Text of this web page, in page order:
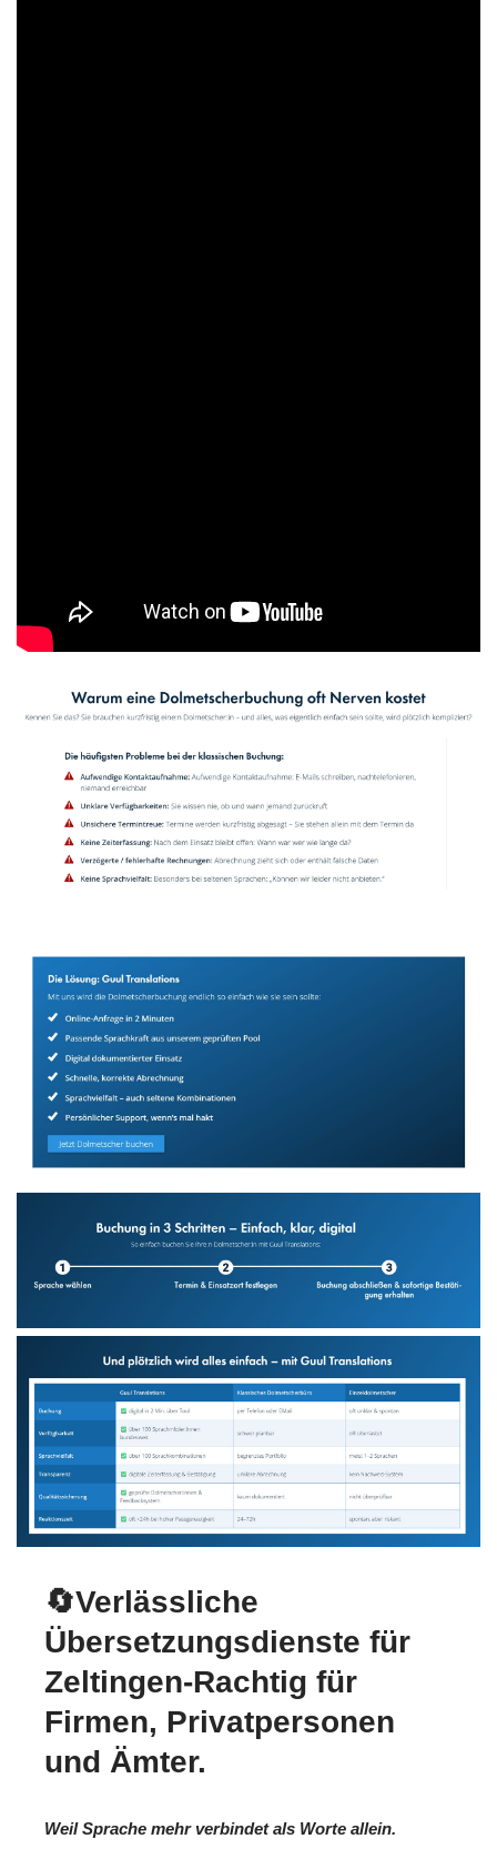
🔄Verlässliche
Übersetzungsdienste für
Zeltingen-Rachtig für
Firmen, Privatpersonen
und Ämter.
Weil Sprache mehr verbindet als Worte allein.